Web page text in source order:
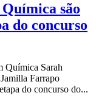
são
do concurso
Química Sarah
Farrapo
do concurso do...